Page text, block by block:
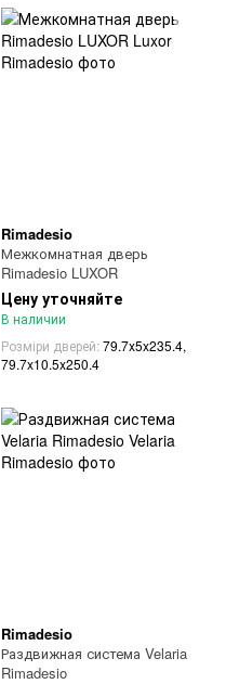
Rimadesio
Межкомнатная дверь
Rimadesio LUXOR
Цену уточняйте
В наличии
Розміри дверей 79.7x5x235.4,
79.7x10.5x250.4
Rimadesio
Раздвижная система Velaria
Rimadesio